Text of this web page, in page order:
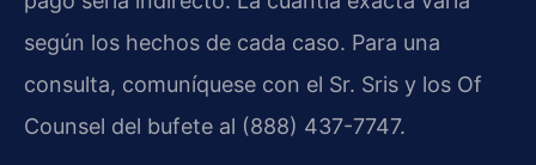
según los hechos de cada caso. Para una
consulta, comuníquese con el Sr. Sris y los Of
Counsel del bufete al (888) 437-7747.